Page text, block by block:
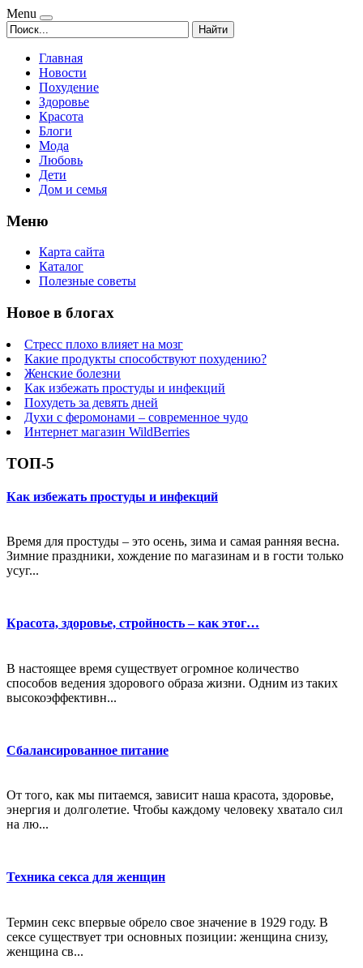
Menu
Найти
Главная
Новости
Похудение
Здоровье
Красота
Блоги
Мода
Любовь
Дети
Дом и семья
Меню
Карта сайта
Каталог
Полезные советы
Новое в блогах
Стресс плохо влияет на мозг
Какие продукты способствуют похудению?
Женские болезни
Как избежать простуды и инфекций
Похудеть за девять дней
Духи с феромонами – современное чудо
Интернет магазин WildBerries
ТОП-5
Как избежать простуды и инфекций
Время для простуды – это осень, зима и самая ранняя весна.
Зимние праздники, хождение по магазинам и в гости только
усуг...
Красота, здоровье, стройность – как этог…
В настоящее время существует огромное количество
способов ведения здорового образа жизни. Одним из таких
высокоэффективн...
Сбалансированное питание
От того, как мы питаемся, зависит наша красота, здоровье,
энергия и долголетие. Чтобы каждому человеку хватало сил
на лю...
Техника секса для женщин
Термин секс впервые обрело свое значение в 1929 году. В
сексе существует три основных позиции: женщина снизу,
женщина св...